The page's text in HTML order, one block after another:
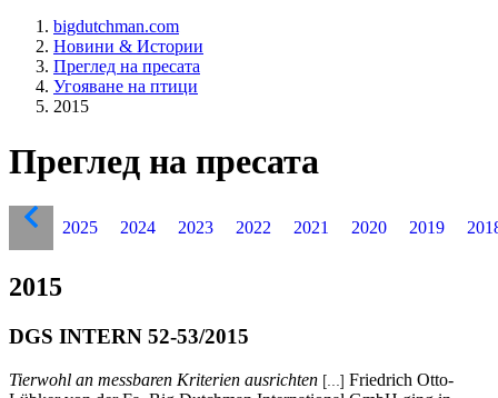
bigdutchman.com
Новини & Истории
Преглед на пресата
Угояване на птици
2015
Преглед на пресата
2025 2024 2023 2022 2021 2020 2019
2015
DGS INTERN 52-53/2015
Tierwohl an messbaren Kriterien ausrichten [...] Friedrich Otto-